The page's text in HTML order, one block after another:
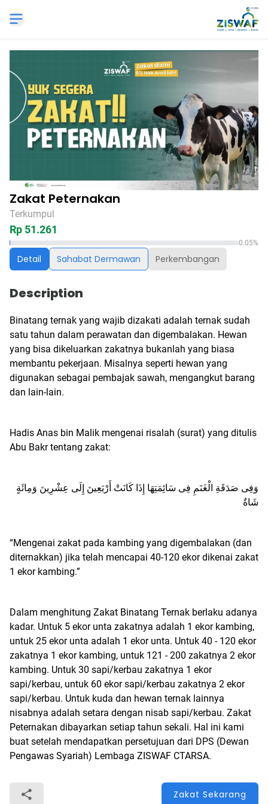
Zakat Peternakan
Terkumpul
Rp 51.261
0.05%
Detail Sahabat Dermawan Perkembangan
Description
Binatang ternak yang wajib dizakati adalah ternak sudah
satu tahun dalam perawatan dan digembalakan. Hewan
yang bisa dikeluarkan zakatnya bukanlah yang biasa
membantu pekerjaan. Misalnya seperti hewan yang
digunakan sebagai pembajak sawah, mengangkut barang
dan lain-lain.
Hadis Anas bin Malik mengenai risalah (surat) yang ditulis
Abu Bakr tentang zakat:
وَفِى صَدَقَةِ الْغَنَمِ فِى سَائِمَتِهَا إِذَا كَانَتْ أَرْبَعِينَ إِلَى عِشْرِينَ وَمِائَةٍ
شَاةٌ
“Mengenai zakat pada kambing yang digembalakan (dan
diternakkan) jika telah mencapai 40-120 ekor dikenai zakat
1 ekor kambing.”
Dalam menghitung Zakat Binatang Ternak berlaku adanya
kadar. Untuk 5 ekor unta zakatnya adalah 1 ekor kambing,
untuk 25 ekor unta adalah 1 ekor unta. Untuk 40 - 120 ekor
zakatnya 1 ekor kambing, untuk 121 - 200 zakatnya 2 ekor
kambing. Untuk 30 sapi/kerbau zakatnya 1 ekor
sapi/kerbau, untuk 60 ekor sapi/kerbau zakatnya 2 ekor
sapi/kerbau. Untuk kuda dan hewan ternak lainnya
nisabnya adalah setara dengan nisab sapi/kerbau. Zakat
Peternakan dibayarkan setiap tahun sekali. Hal ini kami
buat setelah mendapatkan persetujuan dari DPS (Dewan
Pengawas Syariah) Lembaga ZISWAF CTARSA.
Zakat Sekarang